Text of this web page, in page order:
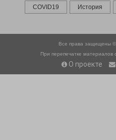
COVID19 История
Все права защищены
При перепечатке материалов
О проекте